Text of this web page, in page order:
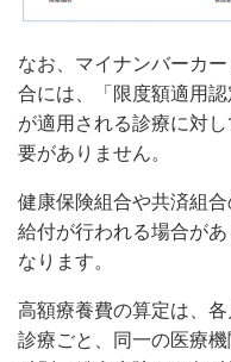
なお、マイナンバーカ
合には、「限度額適用
が適用される診療に対
要がありません。
健康保険組合や共済組
給付が行われる場合が
なります。
高額療養費の算定は、
診療ごと、同一の医療